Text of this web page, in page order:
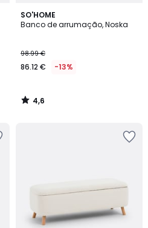
SO'HOME
Banco de arrumação, Noska
98.99 €
86.12 € -13%
4,6
/ 5
4,6
/